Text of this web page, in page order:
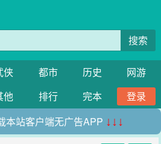
搜索
侠 都市 历史
网游
他 排行 完本
登录
本站客户端无广告APP ↓↓↓